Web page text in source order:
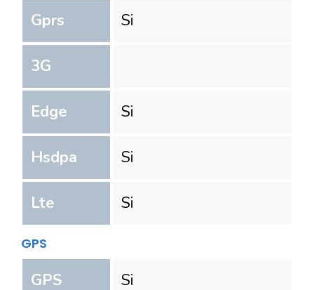
Gprs Si
3G
Edge Si
Hsdpa Si
Lte Si
GPS
GPS Si